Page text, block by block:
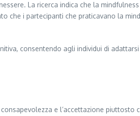
La ricerca indica che la
che i partecipanti che praticavano la
consentendo agli individui di
e l’accettazione piuttosto